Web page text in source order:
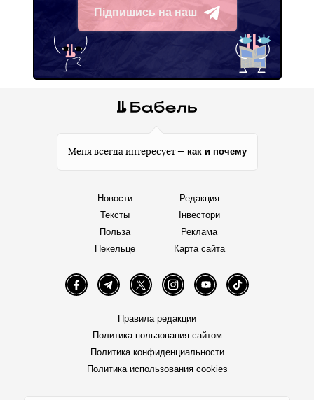
Підпишись на наш
Telegram
Меня всегда интересует — как и почему
Новости
Тексты
Польза
Пекельце
Редакция
Інвестори
Реклама
Карта сайта
FacebookTelegramTwitter InstagramYouTube TikTok
Правила редакции
Политика пользования сайтом
Политика конфиденциальности
Политика использования cookies